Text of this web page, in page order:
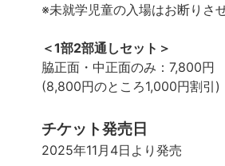
※未就学児童の入場はお断りさ
＜1部2部通しセット＞
脇正面・中正面のみ：7,800円
(8,800円のところ1,000円割引)
チケット発売日
2025年11月4日より発売